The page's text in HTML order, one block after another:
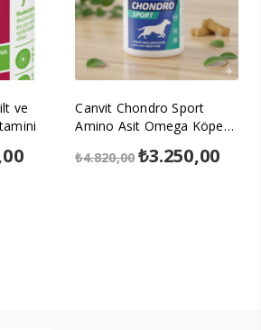
ve
Şu
andaki
Canvit Chondro Sport
Amino Asit Omega Köpek
₺4.820,00 Orijinal
fiyat:
₺3.250,00Şu